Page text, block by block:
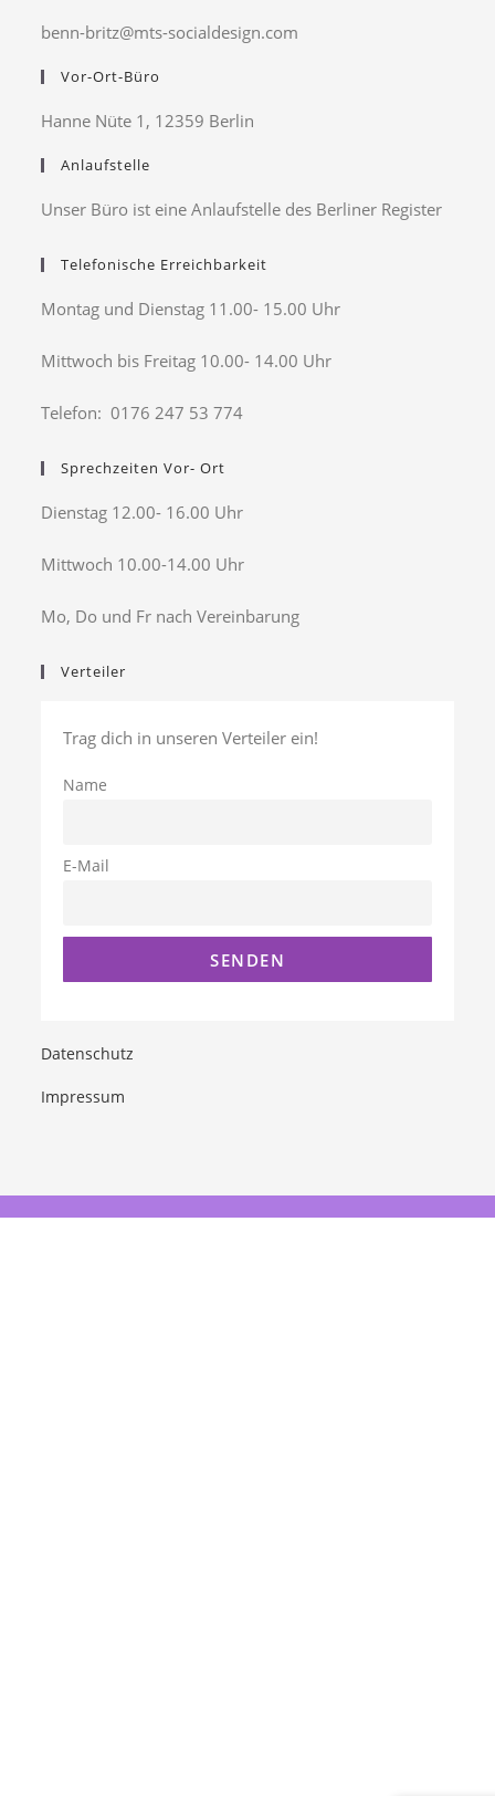
benn-britz@mts-socialdesign.com
Vor-Ort-Büro
Hanne Nüte 1, 12359 Berlin
Anlaufstelle
Unser Büro ist eine Anlaufstelle des Berliner Register
Telefonische Erreichbarkeit
Montag und Dienstag 11.00- 15.00 Uhr
Mittwoch bis Freitag 10.00- 14.00 Uhr
Telefon: 0176 247 53 774
Sprechzeiten Vor- Ort
Dienstag 12.00- 16.00 Uhr
Mittwoch 10.00-14.00 Uhr
Mo, Do und Fr nach Vereinbarung
Verteiler
Trag dich in unseren Verteiler ein!
Name
E-Mail
Datenschutz
Impressum